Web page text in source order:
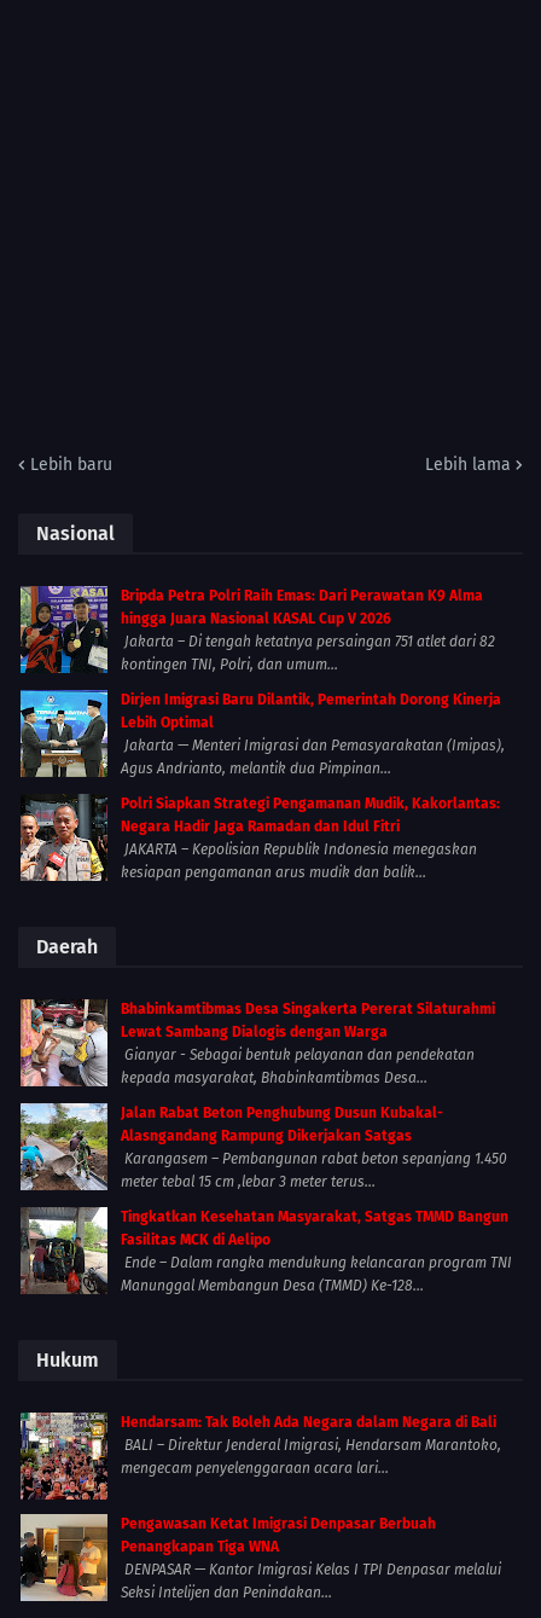
Lebih baru Lebih lama
Nasional
Bripda Petra Polri Raih Emas: Dari Perawatan K9 Alma
hingga Juara Nasional KASAL Cup V 2026
Jakarta – Di tengah ketatnya persaingan 751 atlet dari 82
kontingen TNI, Polri, dan umum...
Dirjen Imigrasi Baru Dilantik, Pemerintah Dorong Kinerja
Lebih Optimal
Jakarta — Menteri Imigrasi dan Pemasyarakatan (Imipas),
Agus Andrianto, melantik dua Pimpinan...
Polri Siapkan Strategi Pengamanan Mudik, Kakorlantas:
Negara Hadir Jaga Ramadan dan Idul Fitri
JAKARTA – Kepolisian Republik Indonesia menegaskan
kesiapan pengamanan arus mudik dan balik...
Daerah
Bhabinkamtibmas Desa Singakerta Pererat Silaturahmi
Lewat Sambang Dialogis dengan Warga
Gianyar - Sebagai bentuk pelayanan dan pendekatan
kepada masyarakat, Bhabinkamtibmas Desa...
Jalan Rabat Beton Penghubung Dusun Kubakal-
Alasngandang Rampung Dikerjakan Satgas
Karangasem – Pembangunan rabat beton sepanjang 1.450
meter tebal 15 cm ,lebar 3 meter terus...
Tingkatkan Kesehatan Masyarakat, Satgas TMMD Bangun
Fasilitas MCK di Aelipo
Ende – Dalam rangka mendukung kelancaran program TNI
Manunggal Membangun Desa (TMMD) Ke-128...
Hukum
Hendarsam: Tak Boleh Ada Negara dalam Negara di Bali
BALI – Direktur Jenderal Imigrasi, Hendarsam Marantoko,
mengecam penyelenggaraan acara lari...
Pengawasan Ketat Imigrasi Denpasar Berbuah
Penangkapan Tiga WNA
DENPASAR — Kantor Imigrasi Kelas I TPI Denpasar melalui
Seksi Intelijen dan Penindakan...